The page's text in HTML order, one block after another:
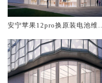
安宁苹果12pro换原装电池维修